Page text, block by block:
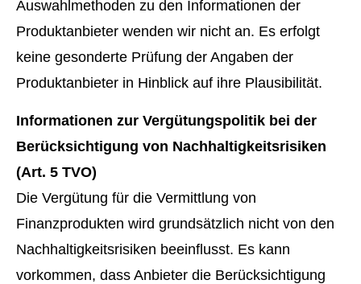
Auswahlmethoden zu den Informationen der
Produktanbieter wenden wir nicht an. Es erfolgt
keine gesonderte Prüfung der Angaben der
Produktanbieter in Hinblick auf ihre Plausibilität.
Informationen zur Vergütungspolitik bei der
Berücksichtigung von Nachhaltigkeitsrisiken
(Art. 5 TVO)
Die Vergütung für die Vermittlung von
Finanzprodukten wird grundsätzlich nicht von den
Nachhaltigkeitsrisiken beeinflusst. Es kann
vorkommen, dass Anbieter die Berücksichtigung